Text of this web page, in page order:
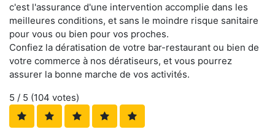
c'est l'assurance d'une intervention accomplie dans les
meilleures conditions, et sans le moindre risque sanitaire
pour vous ou bien pour vos proches.
Confiez la dératisation de votre bar-restaurant ou bien de
votre commerce à nos dératiseurs, et vous pourrez
assurer la bonne marche de vos activités.
5 / 5 (104 votes)